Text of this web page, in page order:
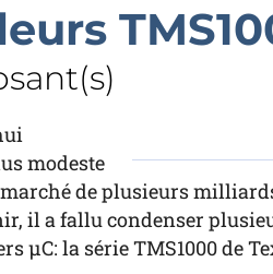
modeste
de plusieurs
il a fallu condenser
µC: la série TMS1000 de